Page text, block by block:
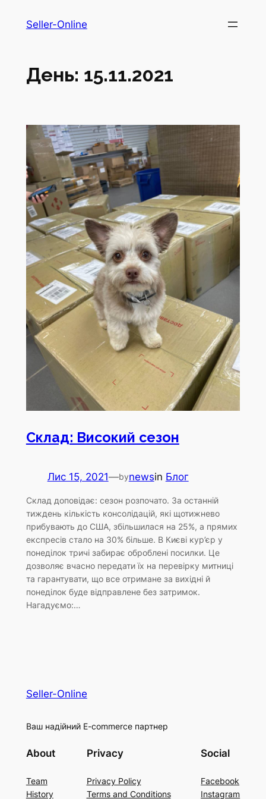
Seller-Online
День: 15.11.2021
Склад: Високий сезон
Лис 15, 2021—bynewsin Блог
Склад доповідає: сезон розпочато. За останній
тиждень кількість консолідацій, які щотижнево
прибувають до США, збільшилася на 25%, а прямих
експресів стало на 30% більше. В Києві кур’єр у
понеділок тричі забирає оброблені посилки. Це
дозволяє вчасно передати їх на перевірку митниці
та гарантувати, що все отримане за вихідні й
понеділок буде відправлене без затримок.
Нагадуємо:…
Seller-Online
Ваш надійний E-commerce партнер
About
Team
History
Privacy
Privacy Policy
Terms and Conditions
Social
Facebook
Instagram